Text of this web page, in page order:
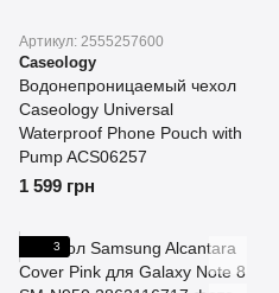
Артикул: 2555257600
Caseology
Водонепроницаемый чехол
Caseology Universal
Waterproof Phone Pouch with
Pump ACS06257
1 599 грн
3